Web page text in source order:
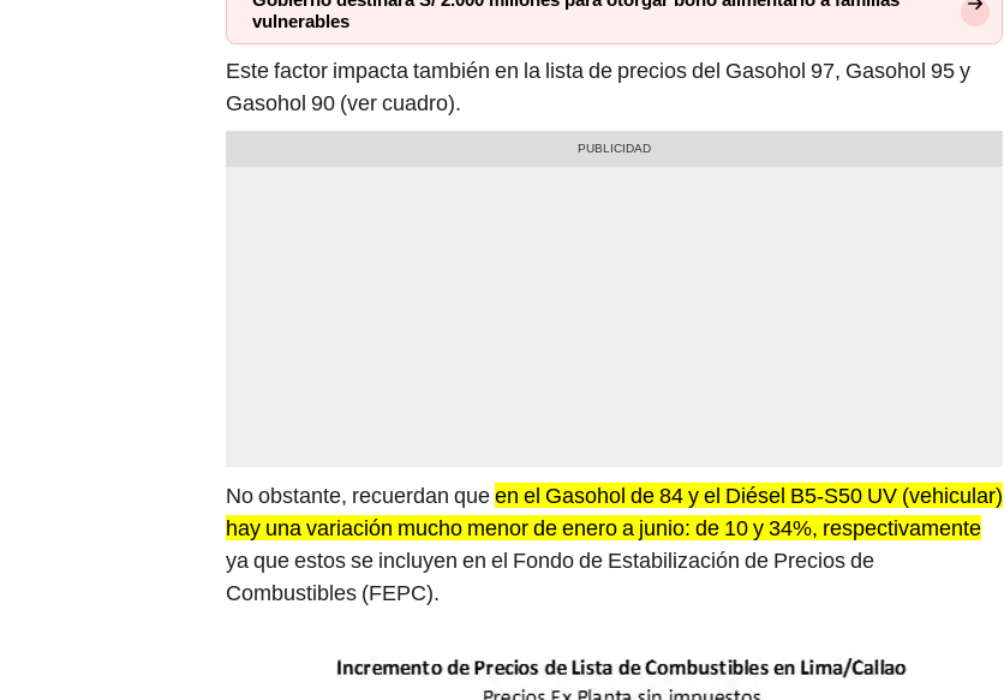
vulnerables
Este factor impacta también en la lista de precios del Gasohol 97, Gasohol 95 y
Gasohol 90 (ver cuadro).
en el Gasohol de 84 y el Diésel B5-S50 UV (vehicular)
hay una variación mucho menor de enero a junio: de 10 y 34%, respectivamente
ya que estos se incluyen en el Fondo de Estabilización de Precios de
Combustibles (FEPC).